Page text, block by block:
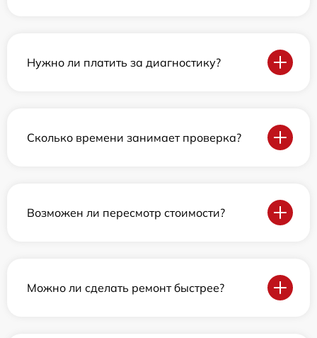
Нужно ли платить за диагностику?
Сколько времени занимает проверка?
Возможен ли пересмотр стоимости?
Можно ли сделать ремонт быстрее?